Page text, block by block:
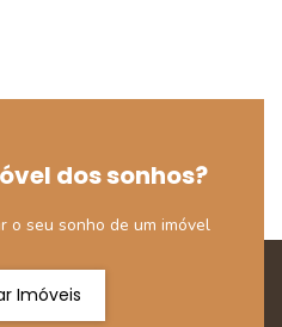
dos sonhos?
o seu sonho de um imóvel
Imóveis